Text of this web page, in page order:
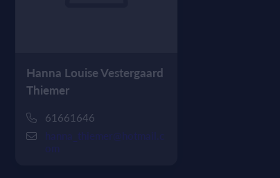
Hanna Louise Vestergaard
Thiemer
61661646
hanna_thiemer@hotmail.c
om